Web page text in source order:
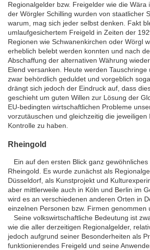
Regionalgelder bzw. Freigelder wie die Wära
der Wörgler Schilling wurden von staatlicher
warum, mag sich jeder selbst denken. Fakt
umlaufgesichertem Freigeld in Zeiten der
Regionen wie Schwanenkirchen oder Wörgl
erheblich belebt werden konnten und nach
Abschaffung der alternativen Währung
Elend versanken. Heute werden Tauschringe
zwar behördlich geduldet und vorgeblich
drängt sich jedoch der Eindruck auf, dass
geschieht um guten Willen zur Lösung der
EU-bedingten wirtschaftlichen Probleme
vorzutäuschen und gleichzeitig die jeweiligen
Kontrolle zu haben.
Rheingold
Ein auf den ersten Blick ganz gewöhnliches
Rheingold. Es wurde zunächst als
Düsseldorf, als Kunstprojekt und
aber mittlerweile auch in Köln und Berlin im
wird es an verschiedenen anderen Orten in
einzelnen Personen bzw. Firmen genommen
Seine volkswirtschaftliche Bedeutung ist
wie die aller derzeitigen Regionalgelder,
jedoch aufgrund seiner Besonderheiten als
funktionierendes Freigeld und seine